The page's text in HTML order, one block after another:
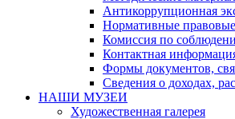
Антикоррупционная
Нормативные
Комиссия по
Контактная
Формы документов,
Сведения о доходах,
НАШИ МУЗЕИ
Художественная галерея